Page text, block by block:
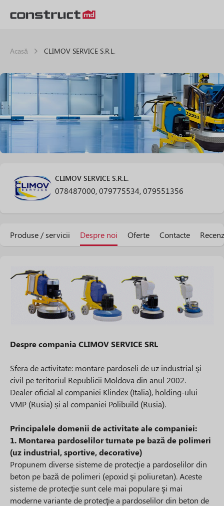
Acasă CLIMOV SERVICE S.R.L.
CLIMOV SERVICE S.R.L.
078487000, 079775534, 079551356
Produse / servicii Despre noi Oferte Contacte
Despre compania CLIMOV SERVICE SRL
Sfera de activitate: montare pardoseli de uz industrial şi
civil pe teritoriul Republicii Moldova din anul 2002.
Dealer oficial al companiei Klindex (Italia), holding-ului
VMP (Rusia) și al companiei Polibuild (Rusia).
Principalele domenii de activitate ale companiei:
1. Montarea pardoselilor turnate pe bază de polimeri
(uz industrial, sportive, decorative)
Propunem diverse sisteme de protecţie a pardoselilor din
beton pe bază de polimeri (epoxid şi poliuretan). Aceste
sisteme de protecţie sunt cele mai populare şi mai
moderne variante de protecţie a pardoselilor din beton de